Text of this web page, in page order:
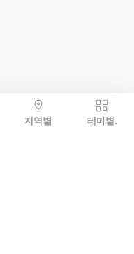
지역별
테마별.